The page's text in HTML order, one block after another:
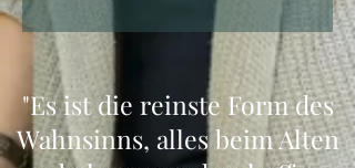
"Es ist die reinste Form des
Wahnsinns, alles beim Alten